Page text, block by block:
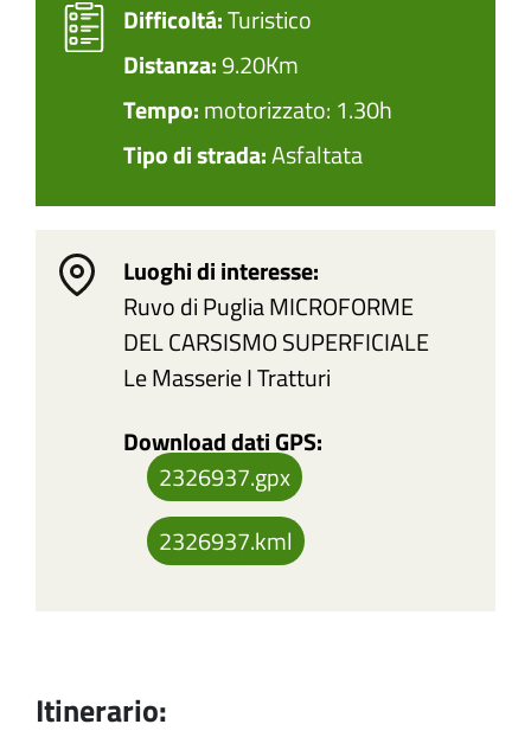
Itinerario:
Difficoltá:Turistico
Distanza:9.20Km
Tempo:motorizzato: 1.30h
Tipo di strada:Asfaltata
Luoghi di interesse:
Ruvo di PugliaMICROFORME
DEL CARSISMO SUPERFICIALE
Le MasserieI Tratturi
Download dati GPS:
2326937.gpx
2326937.kml